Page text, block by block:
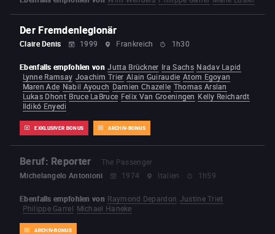
Der Fremdenlegionär
Claire Denis 1999 Frankreich 1h30
EXKLUSIVER BONUS ARCHIV-BONUS
Ebenfalls empfohlen von Jutta Brückner Ira Sachs Nadav Lapid
Lynne Ramsay Joachim Trier Alain Guiraudie Atom Egoyan
Maren Ade Nabil Ayouch Damien Chazelle Thomas Arslan
Lukas Dhont Bruce LaBruce Felix Van Groeningen Kelly Reichardt
Ildikó Enyedi
Beruf: Reporter
The Passenger
Michelangelo Antonioni
1974 Italien 1h59
ARCHIV-BONUS
Ebenfalls empfohlen von Raymond Depardon Justine Triet
Philippe Garrel Michael Haneke